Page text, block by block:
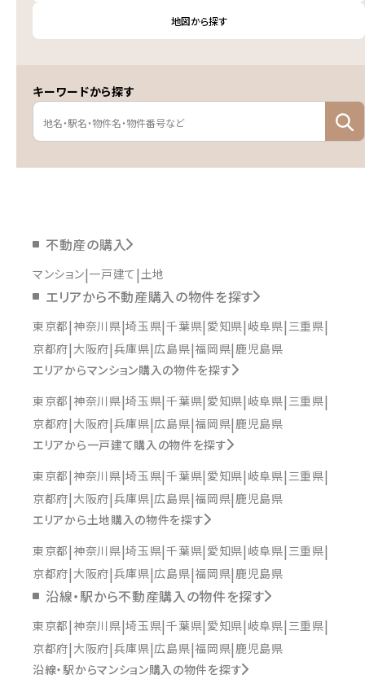
地図から探す
キーワードから探す
不動産の購入
マンション 一戸建て 土地
エリアから不動産購入の物件を探す
東京都 神奈川県 埼玉県 千葉県 愛知県 岐阜県 三重県
京都府 大阪府 兵庫県 広島県 福岡県 鹿児島県
エリアからマンション購入の物件を探す
東京都 神奈川県 埼玉県 千葉県 愛知県 岐阜県 三重県
京都府 大阪府 兵庫県 広島県 福岡県 鹿児島県
エリアから一戸建て購入の物件を探す
東京都 神奈川県 埼玉県 千葉県 愛知県 岐阜県 三重県
京都府 大阪府 兵庫県 広島県 福岡県 鹿児島県
エリアから土地購入の物件を探す
東京都 神奈川県 埼玉県 千葉県 愛知県 岐阜県 三重県
京都府 大阪府 兵庫県 広島県 福岡県 鹿児島県
沿線・駅から不動産購入の物件を探す
東京都 神奈川県 埼玉県 千葉県 愛知県 岐阜県 三重県
京都府 大阪府 兵庫県 広島県 福岡県 鹿児島県
沿線・駅からマンション購入の物件を探す